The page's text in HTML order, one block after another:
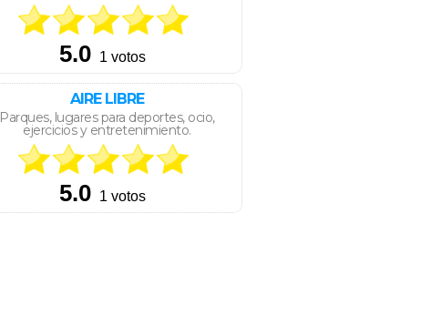
AIRE LIBRE
Parques, lugares para deportes, ocio,
ejercicios y entretenimiento.